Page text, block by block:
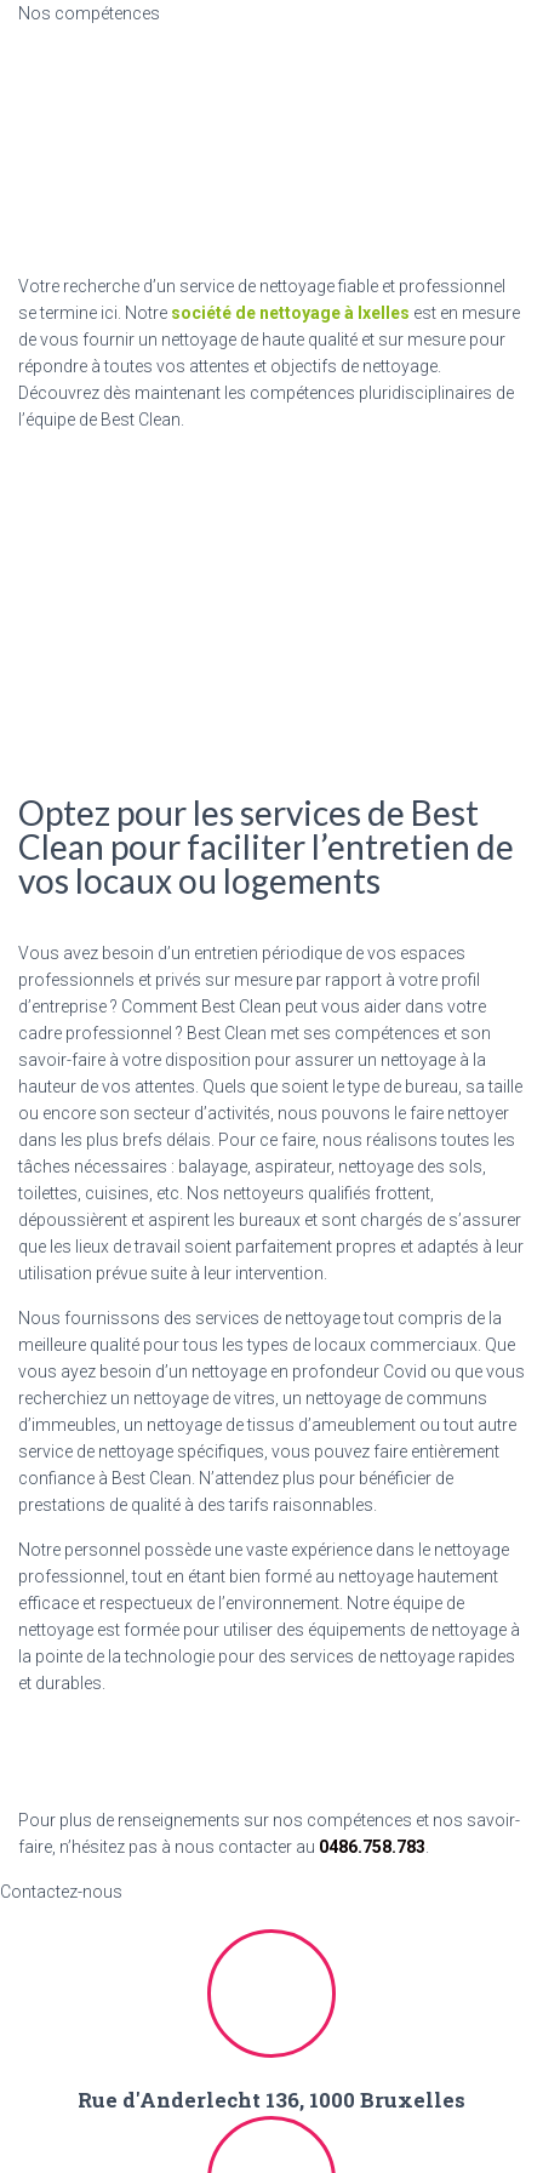
Nos compétences
Votre recherche d’un service de nettoyage fiable et professionnel
se termine ici. Notre société de nettoyage à Ixelles est en mesure
de vous fournir un nettoyage de haute qualité et sur mesure pour
répondre à toutes vos attentes et objectifs de nettoyage.
Découvrez dès maintenant les compétences pluridisciplinaires de
l’équipe de Best Clean.
Optez pour les services de Best
Clean pour faciliter l’entretien de
vos locaux ou logements
Vous avez besoin d’un entretien périodique de vos espaces
professionnels et privés sur mesure par rapport à votre profil
d’entreprise ? Comment Best Clean peut vous aider dans votre
cadre professionnel ? Best Clean met ses compétences et son
savoir-faire à votre disposition pour assurer un nettoyage à la
hauteur de vos attentes. Quels que soient le type de bureau, sa taille
ou encore son secteur d’activités, nous pouvons le faire nettoyer
dans les plus brefs délais. Pour ce faire, nous réalisons toutes les
tâches nécessaires : balayage, aspirateur, nettoyage des sols,
toilettes, cuisines, etc. Nos nettoyeurs qualifiés frottent,
dépoussièrent et aspirent les bureaux et sont chargés de s’assurer
que les lieux de travail soient parfaitement propres et adaptés à leur
utilisation prévue suite à leur intervention.
Nous fournissons des services de nettoyage tout compris de la
meilleure qualité pour tous les types de locaux commerciaux. Que
vous ayez besoin d’un nettoyage en profondeur Covid ou que vous
recherchiez un nettoyage de vitres, un nettoyage de communs
d’immeubles, un nettoyage de tissus d’ameublement ou tout autre
service de nettoyage spécifiques, vous pouvez faire entièrement
confiance à Best Clean. N’attendez plus pour bénéficier de
prestations de qualité à des tarifs raisonnables.
Notre personnel possède une vaste expérience dans le nettoyage
professionnel, tout en étant bien formé au nettoyage hautement
efficace et respectueux de l’environnement. Notre équipe de
nettoyage est formée pour utiliser des équipements de nettoyage à
la pointe de la technologie pour des services de nettoyage rapides
et durables.
Pour plus de renseignements sur nos compétences et nos savoir-
faire, n’hésitez pas à nous contacter au 0486.758.783.
Contactez-nous
Rue d'Anderlecht 136, 1000 Bruxelles